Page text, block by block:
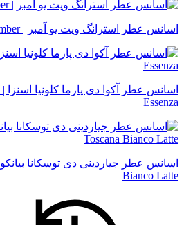
اسانس عطر استرانگ ویت یو آمبر | Stronger With You Amber
Essenza
Bianco Latte